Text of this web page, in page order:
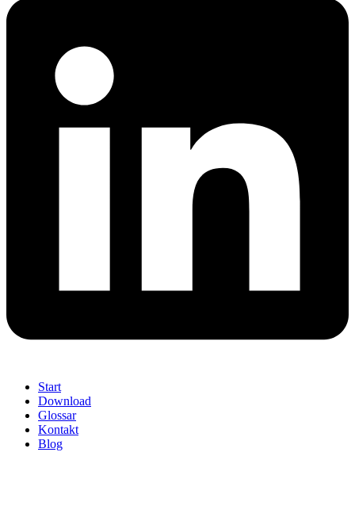
Start
Download
Glossar
Kontakt
Blog